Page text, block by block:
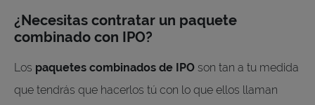
¿Necesitas contratar un paquete
combinado con IPO?
Los paquetes combinados de IPO son tan a tu medida
que tendrás que hacerlos tú con lo que ellos llaman